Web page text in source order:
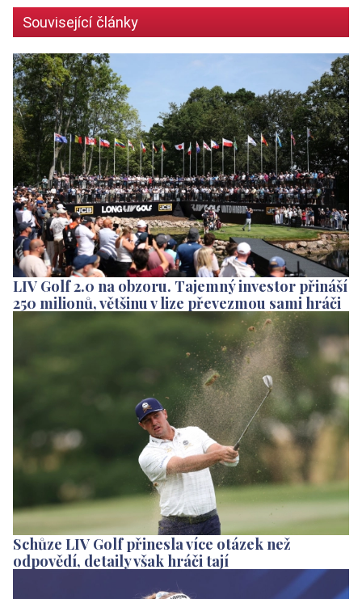
Související články
LIV Golf 2.0 na obzoru. Tajemný investor přináší
250 milionů, většinu v lize převezmou sami hráči
Schůze LIV Golf přinesla více otázek než
odpovědí, detaily však hráči tají